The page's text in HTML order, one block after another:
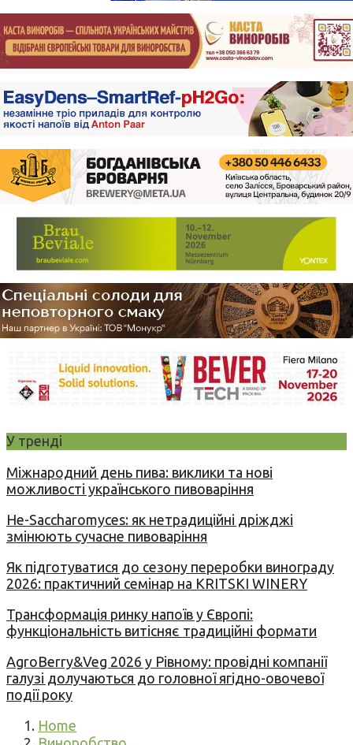
У тренді
Міжнародний день пива: виклики та нові
можливості українського пивоваріння
Не-Saccharomyces: як нетрадиційні дріжджі
змінюють сучасне пивоваріння
Як підготуватися до сезону переробки винограду
2026: практичний семінар на KRITSKI WINERY
Трансформація ринку напоїв у Європі:
функціональність витісняє традиційні формати
AgroBerry&Veg 2026 у Рівному: провідні компанії
галузі долучаються до головної ягідно-овочевої
події року
Home